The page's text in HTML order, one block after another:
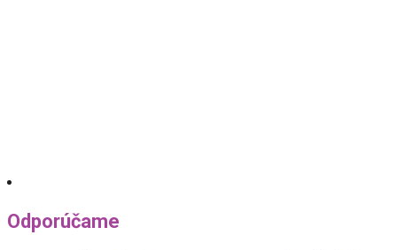
Odporúčame